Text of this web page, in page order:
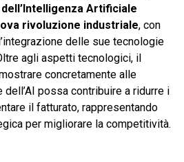
Artificiale
rivoluzione industriale, con
delle sue tecnologie
agli aspetti tecnologici, il
concretamente alle
dell’AI possa contribuire a ridurre i
il fatturato, rappresentando
per migliorare la competitività.